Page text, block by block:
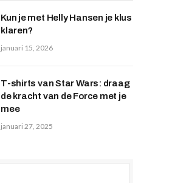
Kun je met Helly Hansen je klus
klaren?
januari 15, 2026
T-shirts van Star Wars: draag
de kracht van de Force met je
mee
januari 27, 2025